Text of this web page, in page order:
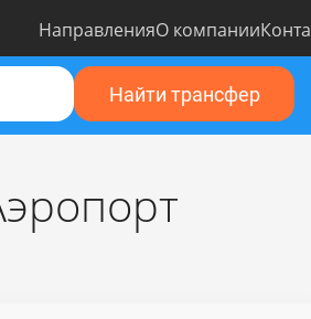
НаправленияО компании
Найти трансфер